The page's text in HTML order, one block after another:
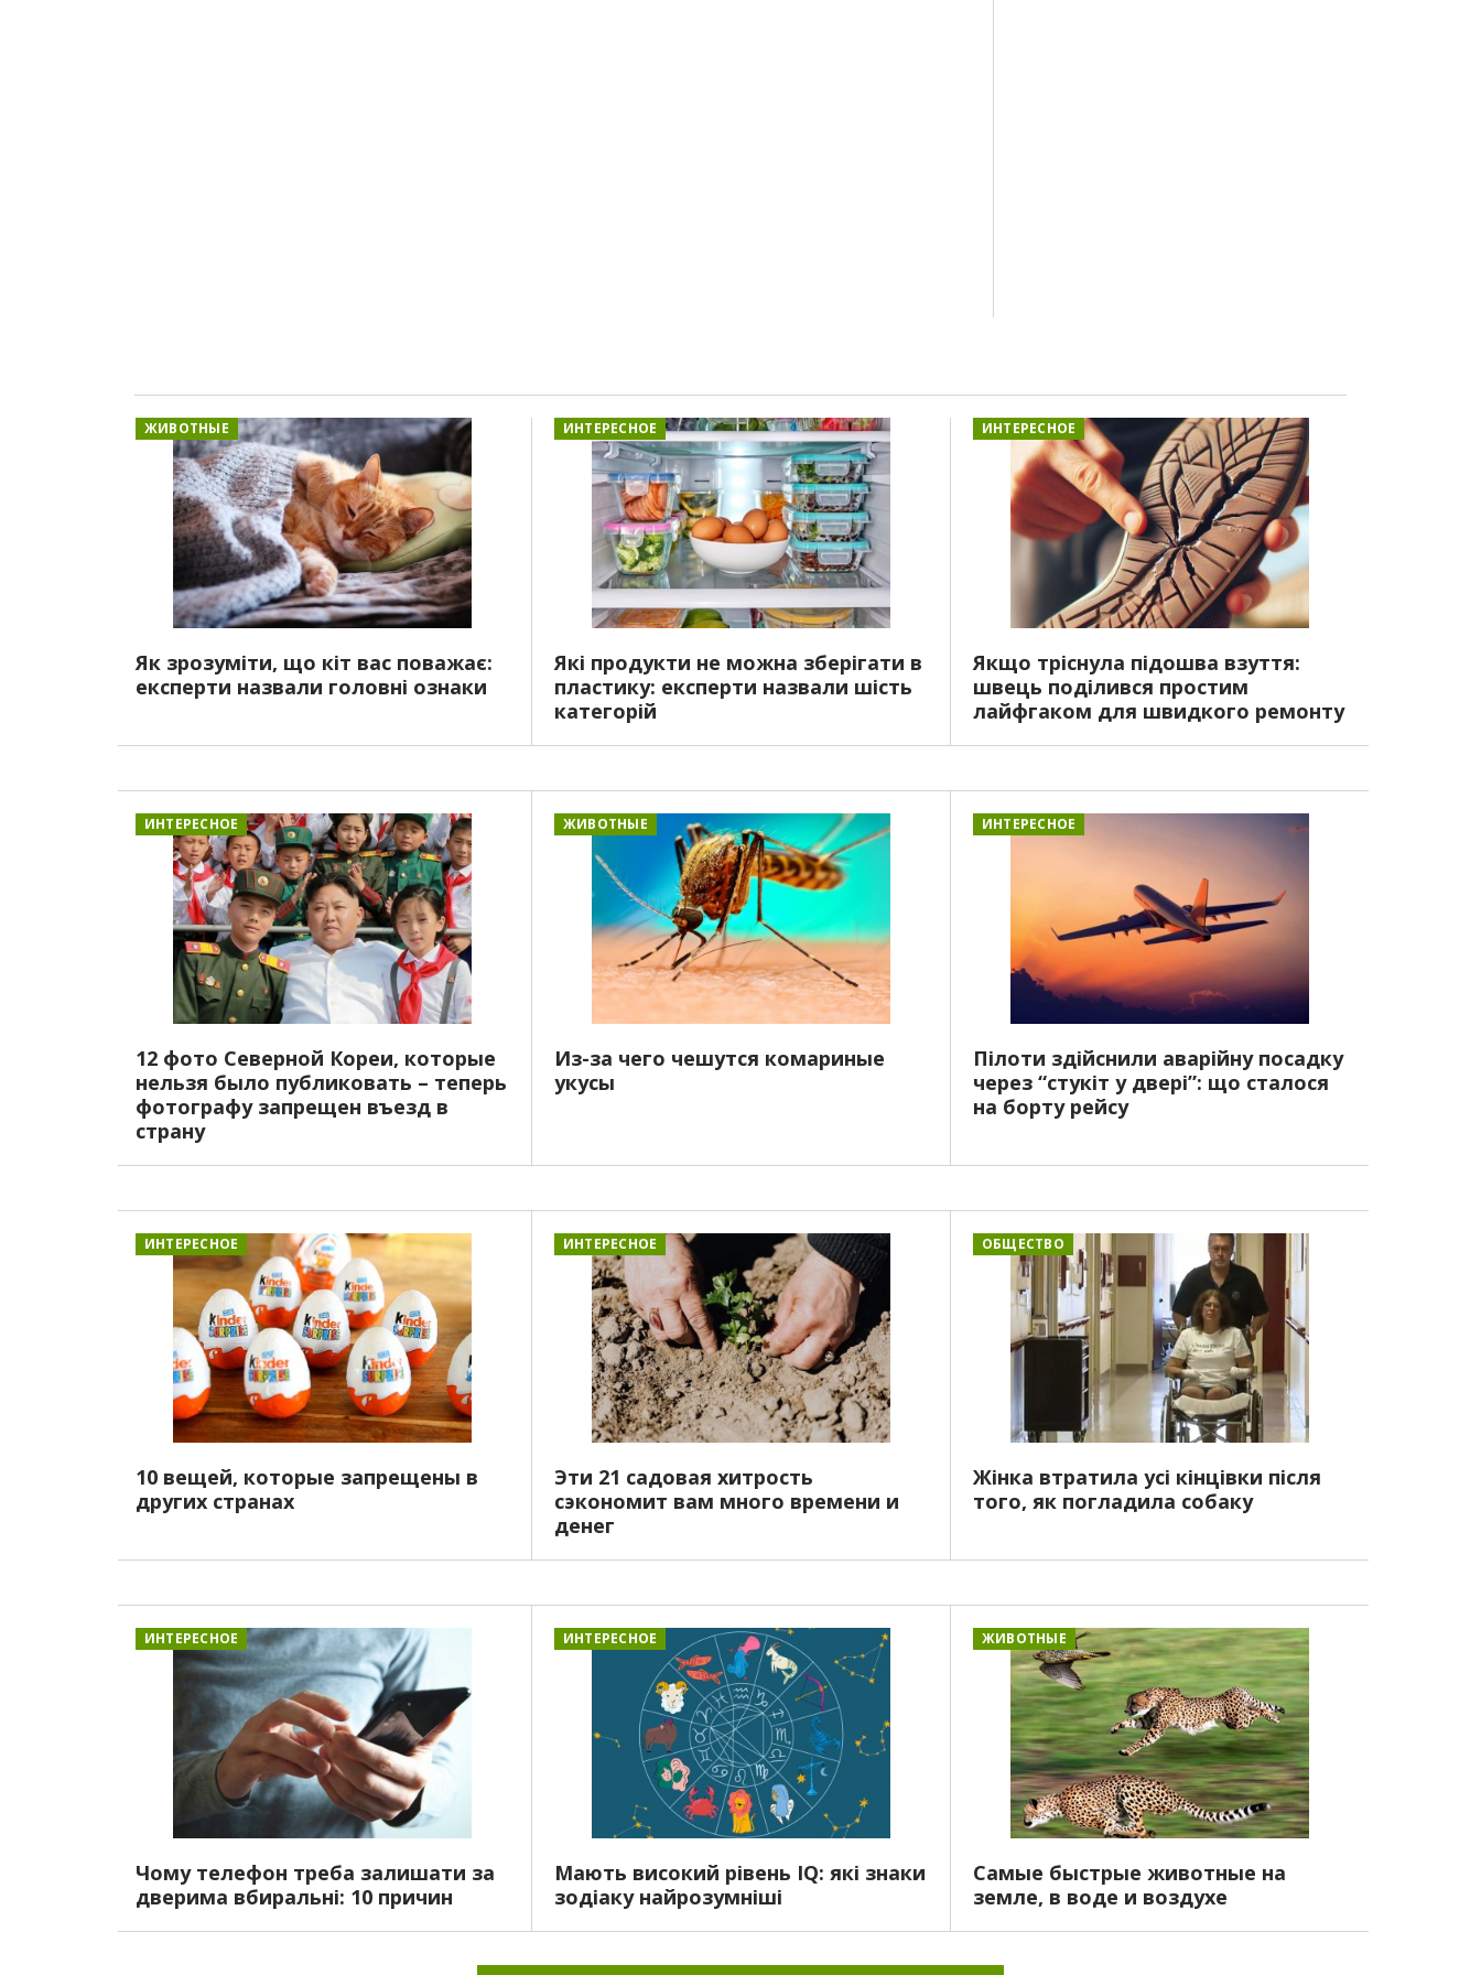
ЖИВОТНЫЕ
Як зрозуміти, що кіт вас поважає:
експерти назвали головні ознаки
ИНТЕРЕСНОЕ
Які продукти не можна зберігати в
пластику: експерти назвали шість
категорій
ИНТЕРЕСНОЕ
Якщо тріснула підошва взуття:
швець поділився простим
лайфгаком для швидкого ремонту
ИНТЕРЕСНОЕ
12 фото Северной Кореи, которые
нельзя было публиковать – теперь
фотографу запрещен въезд в
страну
ЖИВОТНЫЕ
Из-за чего чешутся комариные
укусы
ИНТЕРЕСНОЕ
Пілоти здійснили аварійну посадку
через “стукіт у двері”: що сталося
на борту рейсу
ИНТЕРЕСНОЕ
10 вещей, которые запрещены в
других странах
ИНТЕРЕСНОЕ
Эти 21 садовая хитрость
сэкономит вам много времени и
денег
ОБЩЕСТВО
Жінка втратила усі кінцівки після
того, як погладила собаку
ИНТЕРЕСНОЕ
Чому телефон треба залишати за
дверима вбиральні: 10 причин
ИНТЕРЕСНОЕ
Мають високий рівень IQ: які знаки
зодіаку найрозумніші
ЖИВОТНЫЕ
Самые быстрые животные на
земле, в воде и воздухе